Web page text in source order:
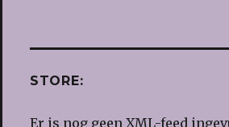
STORE:
Er is nog geen XML-feed